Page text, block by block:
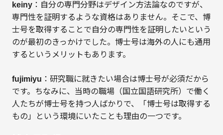
keiny：自分の専門分野はデザイン方法論なのですが、
専門性を証明するような資格はありません。そこで、博
士号を取得することで自分の専門性を証明したいという
のが最初のきっかけでした。博士号は海外の人にも通用
するというメリットもあります。
fujimiyu ：研究職に就きたい場合は博士号が必須だから
です。ちなみに、当時の職場（国立国語研究所）で働く
人たちが博士号を持つ人ばかりで、「博士号は取得する
もの」という環境にいたことも理由の一つです。